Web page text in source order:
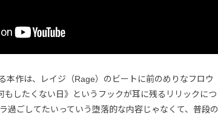
本作は、レイジ（Rage）のビートに前のめりなフロウ
もしたくない日》というフックが耳に残るリリックにつ
過ごしてたいっていう堕落的な内容じゃなくて、普段の